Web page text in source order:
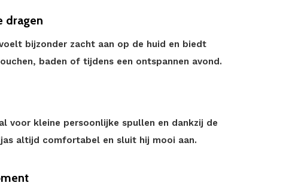
dragen
bijzonder zacht aan op de huid en biedt
baden of tijdens een ontspannen avond.
voor kleine persoonlijke spullen en dankzij de
altijd comfortabel en sluit hij mooi aan.